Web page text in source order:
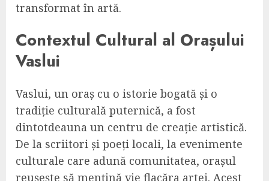
transformat în artă.
Contextul Cultural al Orașului
Vaslui
Vaslui, un oraș cu o istorie bogată și o
tradiție culturală puternică, a fost
dintotdeauna un centru de creație artistică.
De la scriitori și poeți locali, la evenimente
culturale care adună comunitatea, orașul
reușește să mențină vie flacăra artei. Acest